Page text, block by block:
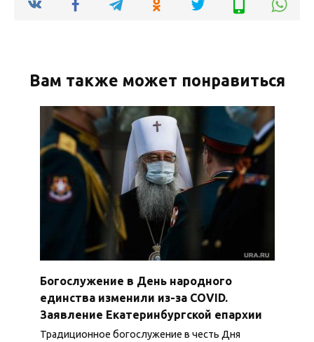
Вам также может понравиться
Богослужение в День народного
единства изменили из-за COVID.
Заявление Екатеринбургской епархии
Традиционное богослужение в честь Дня